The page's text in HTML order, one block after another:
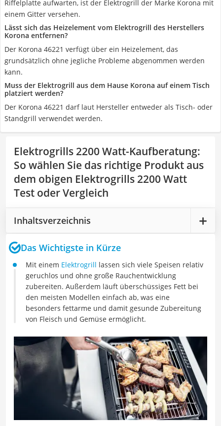
Riffelplatte aufwarten, ist der Elektrogrill der Marke Korona mit
einem Gitter versehen.
Lässt sich das Heizelement vom Elektrogrill des Herstellers
Korona entfernen?
Der Korona 46221 verfügt über ein Heizelement, das
grundsätzlich ohne jegliche Probleme abgenommen werden
kann.
Muss der Elektrogrill aus dem Hause Korona auf einem Tisch
platziert werden?
Der Korona 46221 darf laut Hersteller entweder als Tisch- oder
Standgrill verwendet werden.
Elektrogrills 2200 Watt-Kaufberatung:
So wählen Sie das richtige Produkt aus
dem obigen Elektrogrills 2200 Watt
Test oder Vergleich
Inhaltsverzeichnis
Das Wichtigste in Kürze
Mit einem Elektrogrill lassen sich viele Speisen relativ
geruchlos und ohne große Rauchentwicklung
zubereiten. Außerdem läuft überschüssiges Fett bei
den meisten Modellen einfach ab, was eine
besonders fettarme und damit gesunde Zubereitung
von Fleisch und Gemüse ermöglicht.